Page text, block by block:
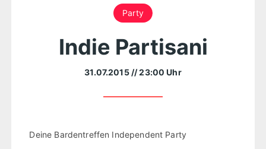
Party
Indie Partisani
31.07.2015 // 23:00 Uhr
Deine Bardentreffen Independent Party